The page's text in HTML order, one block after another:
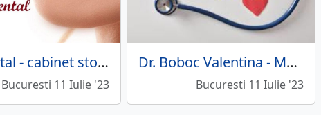
Ony Dental - cabinet stomatologic
Bucuresti 11 Iulie '23
Dr. Boboc Valentina - Medic de familie
Bucuresti 11 Iulie '23